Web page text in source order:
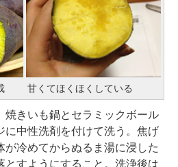
甘くてほくほくしている
きいも鍋とセラミックボール
に中性洗剤を付けて洗う。焦げ
が冷めてからぬるま湯に浸した
とすようにすること。洗浄後は